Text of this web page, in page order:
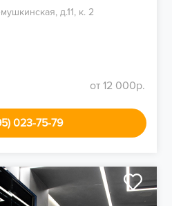
д.11, к. 2
от 12 000р.
023-75-79